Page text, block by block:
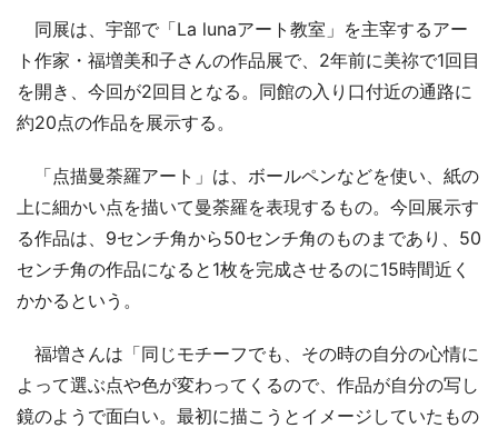
同展は、宇部で「La lunaアート教室」を主宰するアー
ト作家・福増美和子さんの作品展で、2年前に美祢で1回目
を開き、今回が2回目となる。同館の入り口付近の通路に
約20点の作品を展示する。
「点描曼荼羅アート」は、ボールペンなどを使い、紙の
上に細かい点を描いて曼荼羅を表現するもの。今回展示す
る作品は、9センチ角から50センチ角のものまであり、50
センチ角の作品になると1枚を完成させるのに15時間近く
かかるという。
福増さんは「同じモチーフでも、その時の自分の心情に
よって選ぶ点や色が変わってくるので、作品が自分の写し
鏡のようで面白い。最初に描こうとイメージしていたもの